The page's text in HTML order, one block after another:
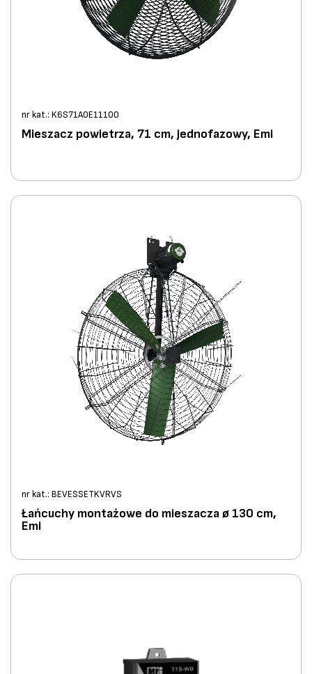
nr kat.: K6S71A0E11100
Mieszacz powietrza, 71 cm, jednofazowy, Emi
nr kat.: BEVESSETKVRVS
Łańcuchy montażowe do mieszacza ø 130 cm,
Emi